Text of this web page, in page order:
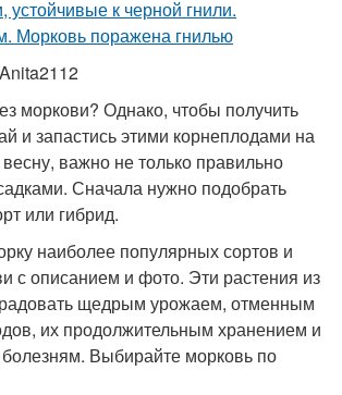
моркови? Однако, чтобы получить
и запастись этими корнеплодами на
важно не только правильно
Сначала нужно подобрать
или гибрид.
наиболее популярных сортов и
с описанием и фото. Эти растения из
радовать щедрым урожаем, отменным
их продолжительным хранением и
болезням. Выбирайте морковь по